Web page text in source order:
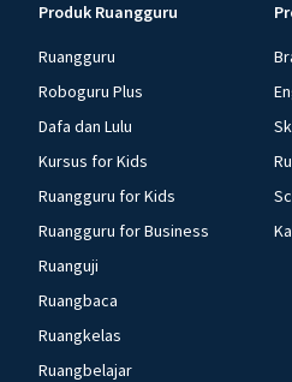
Produk Ruangguru
Ruangguru
Roboguru Plus
Dafa dan Lulu
Kursus for Kids
Ruangguru for Kids
Ruangguru for Business
Ruanguji
Ruangbaca
Ruangkelas
Ruangbelajar